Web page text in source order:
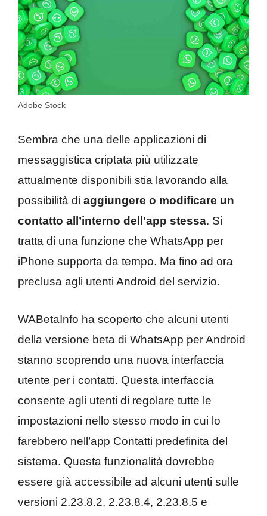
Adobe Stock
Sembra che una delle applicazioni di
messaggistica criptata più utilizzate
attualmente disponibili stia lavorando alla
possibilità di aggiungere o modificare un
contatto all’interno dell’app stessa. Si
tratta di una funzione che WhatsApp per
iPhone supporta da tempo. Ma fino ad ora
preclusa agli utenti Android del servizio.
WABetaInfo ha scoperto che alcuni utenti
della versione beta di WhatsApp per Android
stanno scoprendo una nuova interfaccia
utente per i contatti. Questa interfaccia
consente agli utenti di regolare tutte le
impostazioni nello stesso modo in cui lo
farebbero nell’app Contatti predefinita del
sistema. Questa funzionalità dovrebbe
essere già accessibile ad alcuni utenti sulle
versioni 2.23.8.2, 2.23.8.4, 2.23.8.5 e